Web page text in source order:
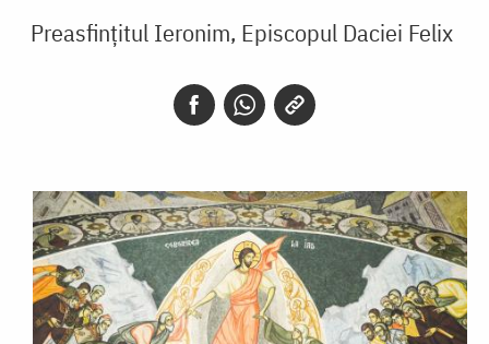
Preasfințitul Ieronim, Episcopul Daciei Felix